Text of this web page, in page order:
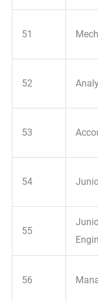
51
52
53
54
55
56